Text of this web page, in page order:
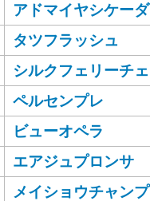
アドマイヤシケーダ
タツフラッシュ
シルクフェリーチェ
ペルセンプレ
ビューオペラ
エアジュプロンサ
メイショウチャンプ